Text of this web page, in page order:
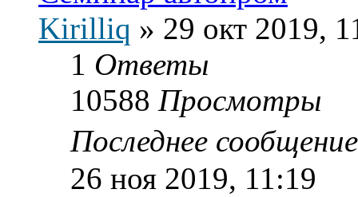
Kirilliq » 29 окт 2019,
1 Ответы
10588 Просмотры
Последнее
26 ноя 2019, 11:19